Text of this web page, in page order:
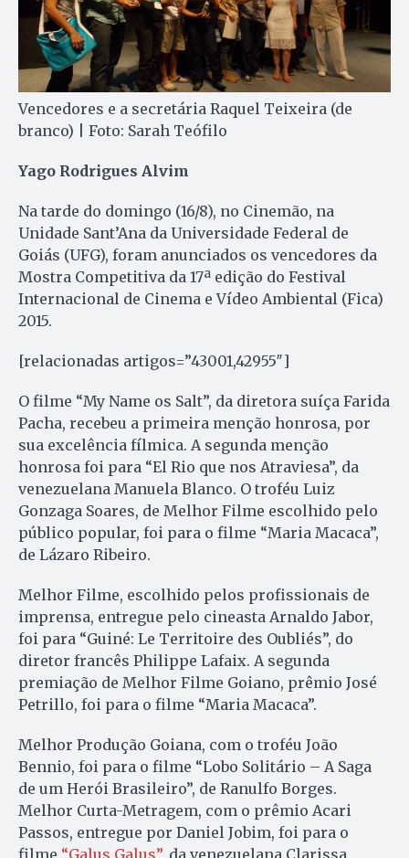
Vencedores e a secretária Raquel Teixeira (de
branco) | Foto: Sarah Teófilo
Yago Rodrigues Alvim
Na tarde do domingo (16/8), no Cinemão, na
Unidade Sant’Ana da Universidade Federal de
Goiás (UFG), foram anunciados os vencedores da
Mostra Competitiva da 17ª edição do Festival
Internacional de Cinema e Vídeo Ambiental (Fica)
2015.
[relacionadas artigos=”43001,42955″]
O filme “My Name os Salt”, da diretora suíça Farida
Pacha, recebeu a primeira menção honrosa, por
sua excelência fílmica. A segunda menção
honrosa foi para “El Rio que nos Atraviesa”, da
venezuelana Manuela Blanco. O troféu Luiz
Gonzaga Soares, de Melhor Filme escolhido pelo
público popular, foi para o filme “Maria Macaca”,
de Lázaro Ribeiro.
Melhor Filme, escolhido pelos profissionais de
imprensa, entregue pelo cineasta Arnaldo Jabor,
foi para “Guiné: Le Territoire des Oubliés”, do
diretor francês Philippe Lafaix. A segunda
premiação de Melhor Filme Goiano, prêmio José
Petrillo, foi para o filme “Maria Macaca”.
Melhor Produção Goiana, com o troféu João
Bennio, foi para o filme “Lobo Solitário – A Saga
de um Herói Brasileiro”, de Ranulfo Borges.
Melhor Curta-Metragem, com o prêmio Acari
Passos, entregue por Daniel Jobim, foi para o